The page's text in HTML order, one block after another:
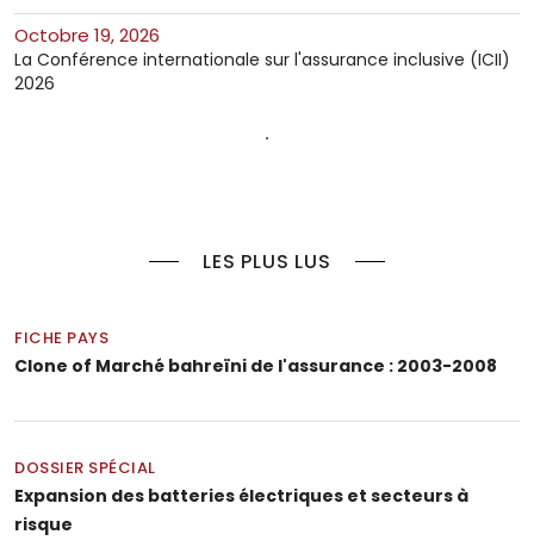
octobre 19, 2026
La Conférence internationale sur l'assurance inclusive (ICII)
2026
LES PLUS LUS
FICHE PAYS
Clone of Marché bahreïni de l'assurance : 2003-2008
DOSSIER SPÉCIAL
Expansion des batteries électriques et secteurs à
risque